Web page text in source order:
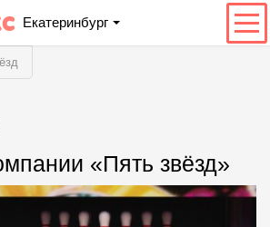
Екатеринбург
«Пять звёзд»